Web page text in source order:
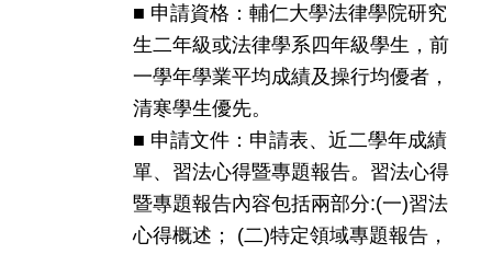
■ 申請資格：輔仁大學法律學院研究
生二年級或法律學系四年級學生，前
一學年學業平均成績及操行均優者，
清寒學生優先。
■ 申請文件：申請表、近二學年成績
單、習法心得暨專題報告。習法心得
暨專題報告內容包括兩部分:(一)習法
心得概述； (二)特定領域專題報告，